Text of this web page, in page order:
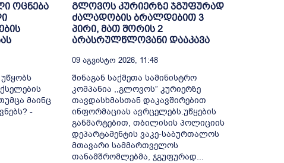
ოცნება
მაინც
-
გლოვოს კურიერზე ჯგუფურად
ძალადობის ბრალდებით 3
პირი, მათ შორის 2
არასრულწლოვანი დააკავა
09 Აგვისტო 2026, 11:48
შინაგან საქმეთა სამინისტრო
კომპანია ,,გლოვოს” კურიერზე
თავდასხმასთან დაკავშირებით
ინფორმაციას ავრცელებს.უწყების
განმარტებით, თბილისის პოლიციის
დეპარტამენტის ვაკე-საბურთალოს
მთავარი სამმართველოს
თანამშრომლებმა, ჯგუფურად...